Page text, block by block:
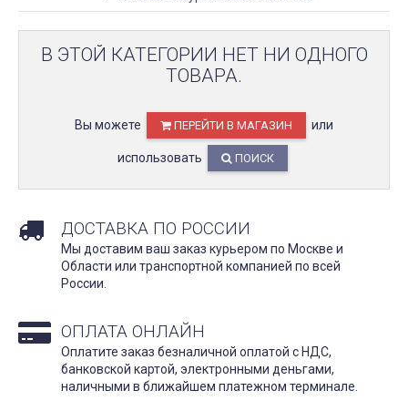
В ЭТОЙ КАТЕГОРИИ НЕТ НИ ОДНОГО
ТОВАРА.
Вы можете ПЕРЕЙТИ В МАГАЗИН или
использовать ПОИСК
ДОСТАВКА ПО РОССИИ
Мы доставим ваш заказ курьером по Москве и
Области или транспортной компанией по всей
России.
ОПЛАТА ОНЛАЙН
Оплатите заказ безналичной оплатой с НДС,
банковской картой, электронными деньгами,
наличными в ближайшем платежном терминале.